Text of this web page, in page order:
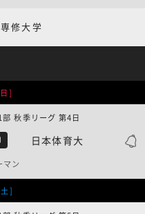
専修大学
]
日本体育大
秋季リーグ 第4日
マン
]